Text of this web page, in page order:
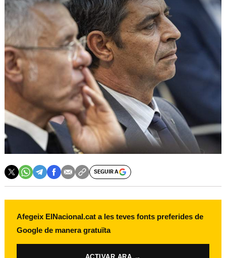
SEGUIR A
Afegeix ElNacional.cat a les teves fonts preferides de
Google de manera gratuïta